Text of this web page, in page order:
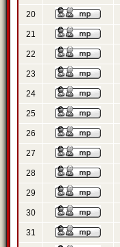
20
21
22
23
24
25
26
27
28
29
30
31